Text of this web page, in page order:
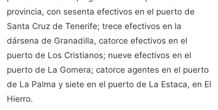
provincia, con sesenta efectivos en el puerto de
Santa Cruz de Tenerife; trece efectivos en la
dársena de Granadilla, catorce efectivos en el
puerto de Los Cristianos; nueve efectivos en el
puerto de La Gomera; catorce agentes en el puerto
de La Palma y siete en el puerto de La Estaca, en El
Hierro.